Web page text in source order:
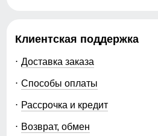
Клиентская поддержка
Доставка заказа
Способы оплаты
Рассрочка и кредит
Возврат, обмен